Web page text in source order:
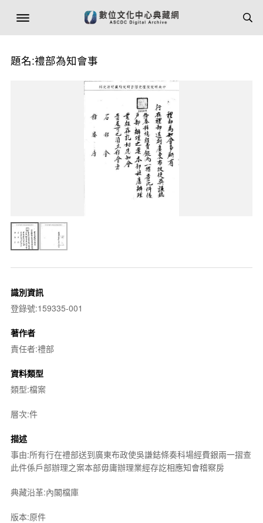
題名:禮部為知會事
識別資訊
登錄號:159335-001
著作者
責任者:禮部
資料類型
類型:檔案
層次:件
描述
事由:所有行在禮部送到廣東布政使吳謙鋕條奏科場經費銀兩一摺查
此件係戶部辦理之案本部毋庸辦理業經存訖相應知會稽察房
典藏沿革:內閣檔庫
版本:原件